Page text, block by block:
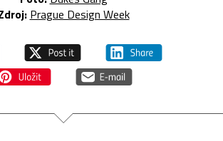
Prague Design Week